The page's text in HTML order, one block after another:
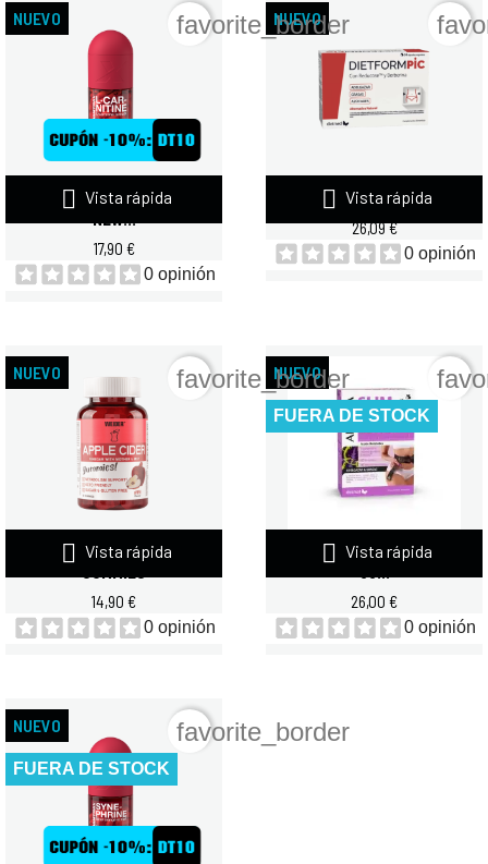
 Vista rápida
QUAMTRAX L-CARNITINE 90
NEW...
17,90 €
0 opinión
NUEVO favorite_border
 Vista rápida
DIETMED DIETFORMPIC - 30...
26,09 €
0 opinión
NUEVO
 Vista rápida
WEIDER APPLE CIDER 50
14,90 €
0 opinión
NUEVO favorite_border
 Vista rápida
DIETMED ADELGASLIM SUPRA
26,00 €
0 opinión
NUEVO
FUERA DE STOCK
NUEVO
FUERA DE STOCK
favorite_border